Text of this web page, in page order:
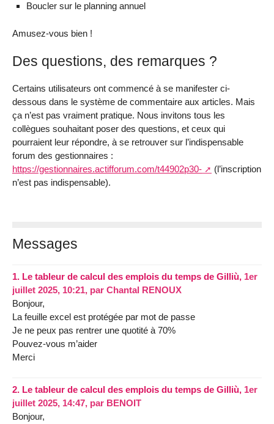
Boucler sur le planning annuel
Amusez-vous bien !
Des questions, des remarques ?
Certains utilisateurs ont commencé à se manifester ci-
dessous dans le système de commentaire aux articles. Mais
ça n’est pas vraiment pratique. Nous invitons tous les
collègues souhaitant poser des questions, et ceux qui
pourraient leur répondre, à se retrouver sur l’indispensable
forum des gestionnaires :
https://gestionnaires.actifforum.com/t44902p30-
(l’inscription
n’est pas indispensable).
Messages
1. Le tableur de calcul des emplois du temps de Gilliù, 1er
juillet 2025, 10:21, par Chantal RENOUX
Bonjour,
La feuille excel est protégée par mot de passe
Je ne peux pas rentrer une quotité à 70%
Pouvez-vous m’aider
Merci
2. Le tableur de calcul des emplois du temps de Gilliù, 1er
juillet 2025, 14:47, par BENOIT
Bonjour,